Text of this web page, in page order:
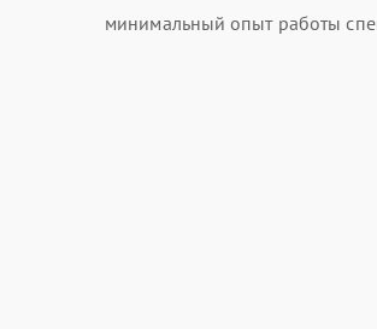
минимальный опыт работы